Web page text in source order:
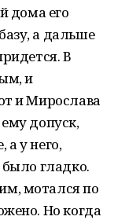
дома его
а дальше
В
и
и Мирослава
допуск,
у него,
было гладко.
мотался по
Но когда